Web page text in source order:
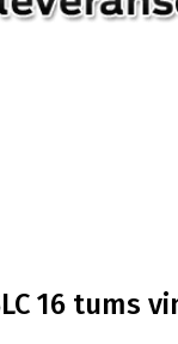
16 tums